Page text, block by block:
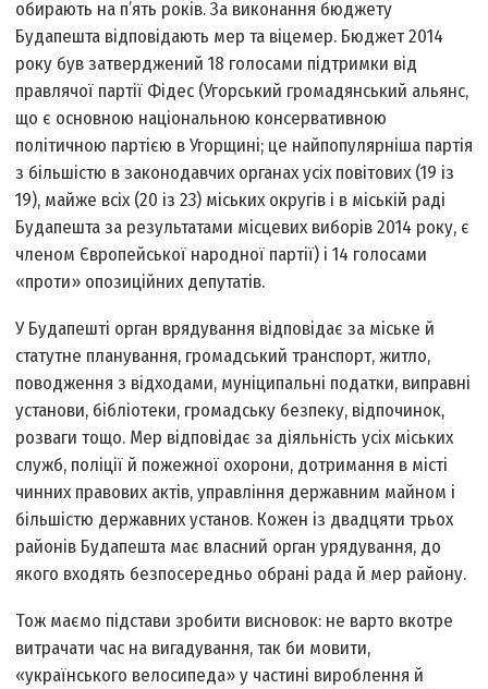
обирають на п’ять років. За виконання бюджету
Будапешта відповідають мер та віце­мер. Бюджет 2014
року був затверджений 18 голосами підтримки від
правлячої партії Фідес (Угорський громадянський альянс,
що є основною національною консервативною
політичною партією в Угорщині; це найпопулярніша партія
з більшістю в законодавчих органах усіх повітових (19 із
19), майже всіх (20 із 23) міських округів і в міській раді
Будапешта за результатами місцевих виборів 2014 року, є
членом Європейської народної партії) і 14 голосами
«проти» опозиційних депутатів.
У Будапешті орган врядування відповідає за міське й
статутне планування, громадський транс­порт, житло,
поводження з відходами, муніципальні податки, виправні
установи, бібліотеки, громадську безпеку, відпочинок,
розваги тощо. Мер відповідає за діяльність усіх міських
служб, поліції й пожежної охорони, дотримання в місті
чинних правових актів, управління державним майном і
більшістю державних установ. Кожен із двадцяти трьох
районів Будапешта має власний орган урядування, до
якого входять безпосередньо обрані рада й мер району.
Тож маємо підстави зробити висновок: не варто вкотре
витрачати час на вигадування, так би мовити,
«українського велосипеда» у частині вироблення й